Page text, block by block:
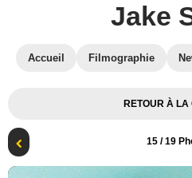
Jake
Accueil Filmographie
RETOUR À LA
15 / 19